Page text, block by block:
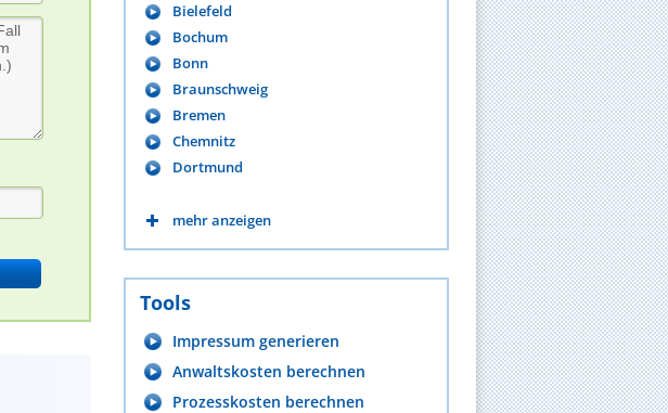
Bielefeld
Bochum
Bonn
Braunschweig
Bremen
Chemnitz
Dortmund
mehr anzeigen
Tools
Impressum generieren
Anwaltskosten berechnen
Prozesskosten berechnen